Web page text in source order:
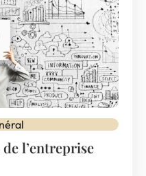
l’entreprise